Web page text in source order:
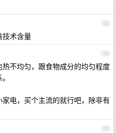
15
技术含量
16
不均匀，跟食物成分的均匀程度
电，买个主流的就行吧，除非有
17